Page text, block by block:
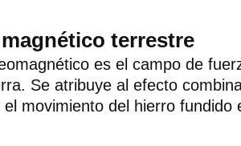
terrestre
es el campo de
Se atribuye al efecto
el movimiento del hierro fundido